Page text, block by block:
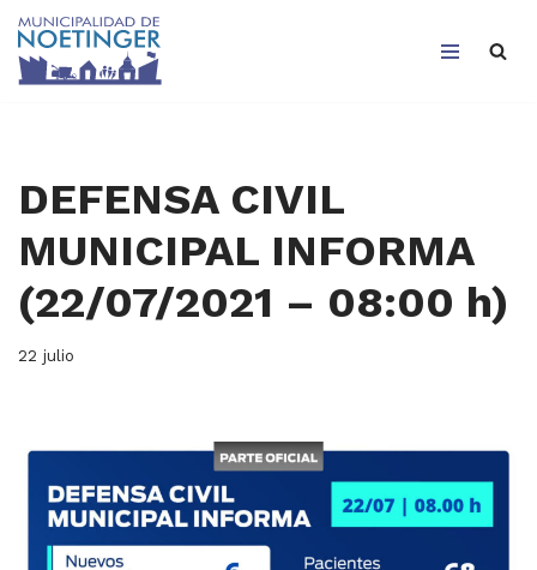
Saltar
DEFENSA CIVIL
MUNICIPAL INFORMA
(22/07/2021 – 08:00 h)
22 julio